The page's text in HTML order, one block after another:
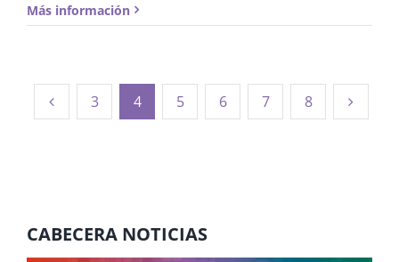
Más información
3 4 5 6 7 8
CABECERA NOTICIAS